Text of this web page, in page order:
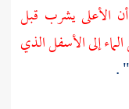
الأعلى يشرب قبل
إلى الأسفل الذي
" .